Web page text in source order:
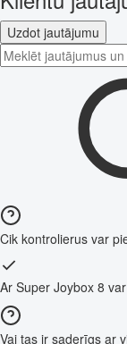
Uzdot jautājumu
Cik kontrolierus var
Ar Super Joybox 8
Vai tas ir saderīgs ar